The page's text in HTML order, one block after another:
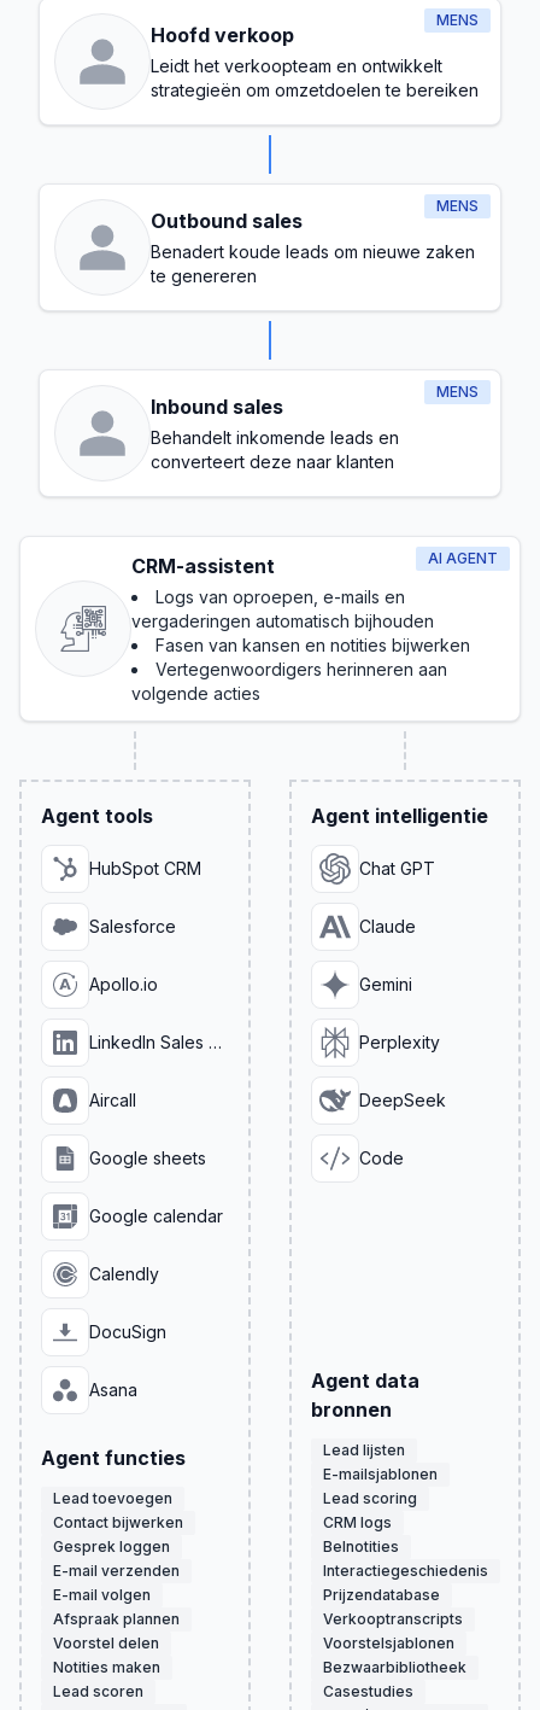
MENS
Hoofd verkoop
Leidt het verkoopteam en ontwikkelt
strategieën om omzetdoelen te bereiken
MENS
Outbound sales
Benadert koude leads om nieuwe zaken
te genereren
MENS
Inbound sales
Behandelt inkomende leads en
converteert deze naar klanten
AI AGENT
CRM-assistent
Logs van oproepen, e-mails en
vergaderingen automatisch bijhouden
Fasen van kansen en notities bijwerken
Vertegenwoordigers herinneren aan
volgende acties
Agent tools
HubSpot CRM
Salesforce
Apollo.io
LinkedIn Sales Navigator
Aircall
Google sheets
Google calendar
Calendly
DocuSign
Asana
Agent functies
Lead toevoegen
Contact bijwerken
Gesprek loggen
E-mail verzenden
E-mail volgen
Afspraak plannen
Voorstel delen
Notities maken
Lead scoren
Agent intelligentie
Chat GPT
Claude
Gemini
Perplexity
DeepSeek
Code
Agent data
bronnen
Lead lijsten
E-mailsjablonen
Lead scoring
CRM logs
Belnotities
Interactiegeschiedenis
Prijzendatabase
Verkooptranscripts
Voorstelsjablonen
Bezwaarbibliotheek
Casestudies